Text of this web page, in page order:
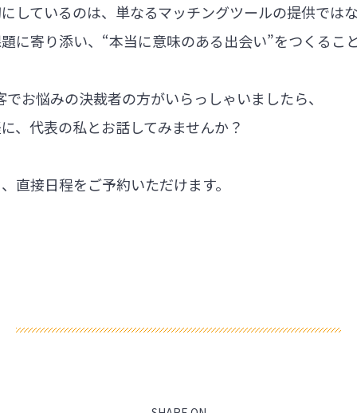
しているのは、単なるマッチングツールの提供では
に寄り添い、“本当に意味のある出会い”をつくるこ
お悩みの決裁者の方がいらっしゃいましたら、
、代表の私とお話してみませんか？
直接日程をご予約いただけます。